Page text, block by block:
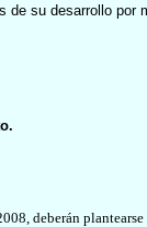
de su desarrollo por
deberán